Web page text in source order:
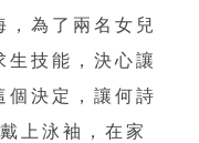
，為了兩名女兒
生技能，決心讓
個決定，讓何詩
上泳袖，在家